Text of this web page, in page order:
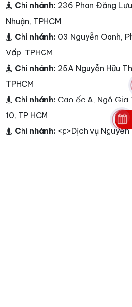
Chi nhánh: 236 Phan Đăng
Nhuận, TPHCM
Chi nhánh: 03 Nguyễn Oanh,
Vấp, TPHCM
Chi nhánh: 25A Nguyễn Hữu
TPHCM
Chi nhánh: Cao ốc A, Ngô Gia
10, TP HCM
Chi nhánh: <p>Dịch vụ